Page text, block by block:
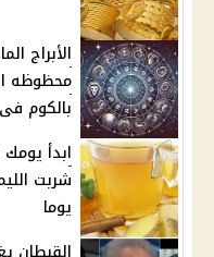
محظوظه
بالكوم
ابدأ
يوما